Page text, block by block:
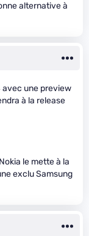
alternative à
avec une preview
à la release
le mette à la
exclu Samsung